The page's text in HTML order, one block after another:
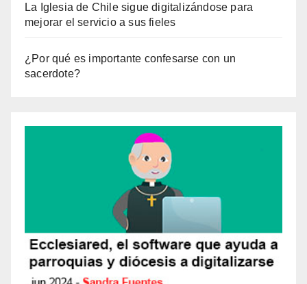
La Iglesia de Chile sigue digitalizándose para
mejorar el servicio a sus fieles
¿Por qué es importante confesarse con un
sacerdote?